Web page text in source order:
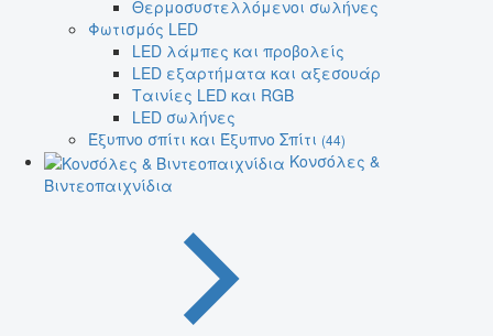
Θερμοσυστελλόμενοι σωλήνες
Φωτισμός LED
LED λάμπες και προβολείς
LED εξαρτήματα και αξεσουάρ
Ταινίες LED και RGB
LED σωλήνες
Έξυπνο σπίτι και Έξυπνο Σπίτι (44)
Κονσόλες &
Βιντεοπαιχνίδια